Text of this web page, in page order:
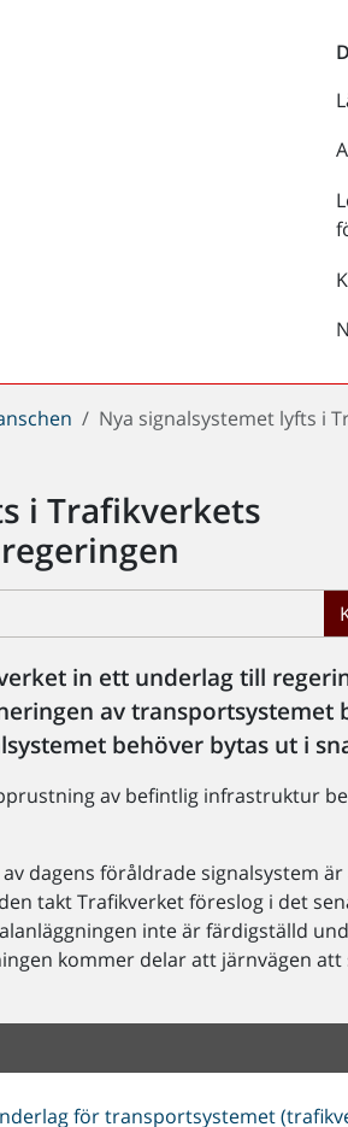
Nya signalsystemet lyfts i
i Trafikverkets
in ett underlag till
av transportsystemet
behöver bytas ut i
av befintlig infrastruktur
dagens föråldrade signalsystem
takt Trafikverket föreslog i det
inte är färdigställd
kommer delar att järnvägen att
för transportsystemet